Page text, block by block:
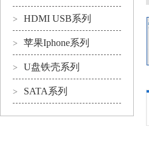
> HDMI USB系列
> 苹果Iphone系列
> U盘铁壳系列
> SATA系列